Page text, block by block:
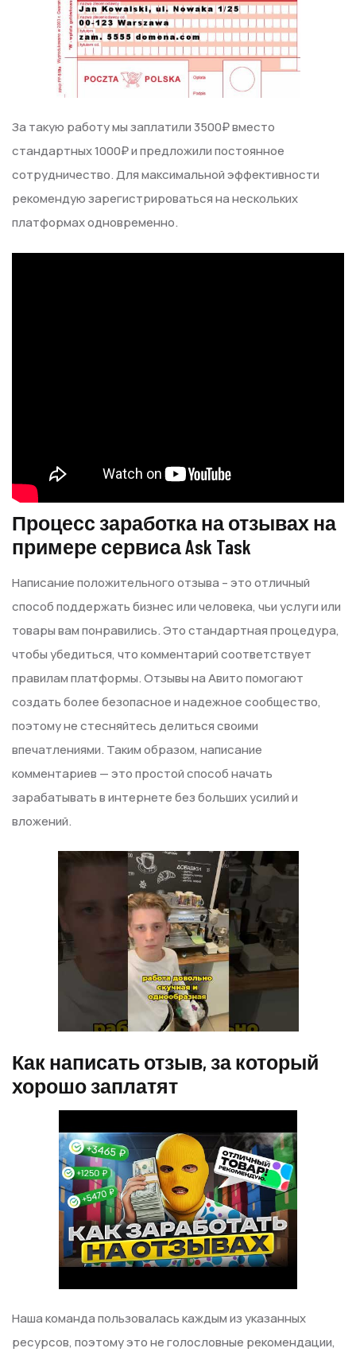
За такую работу мы заплатили 3500₽ вместо
стандартных 1000₽ и предложили постоянное
сотрудничество. Для максимальной эффективности
рекомендую зарегистрироваться на нескольких
платформах одновременно.
Процесс заработка на отзывах на
примере сервиса Ask Task
Написание положительного отзыва – это отличный
способ поддержать бизнес или человека, чьи услуги или
товары вам понравились. Это стандартная процедура,
чтобы убедиться, что комментарий соответствует
правилам платформы. Отзывы на Авито помогают
создать более безопасное и надежное сообщество,
поэтому не стесняйтесь делиться своими
впечатлениями. Таким образом, написание
комментариев — это простой способ начать
зарабатывать в интернете без больших усилий и
вложений.
Как написать отзыв, за который
хорошо заплатят
Наша команда пользовалась каждым из указанных
ресурсов, поэтому это не голословные рекомендации,